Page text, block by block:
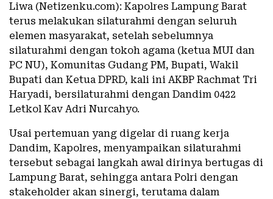
Liwa (Netizenku.com): Kapolres Lampung Barat
terus melakukan silaturahmi dengan seluruh
elemen masyarakat, setelah sebelumnya
silaturahmi dengan tokoh agama (ketua MUI dan
PC NU), Komunitas Gudang PM, Bupati, Wakil
Bupati dan Ketua DPRD, kali ini AKBP Rachmat Tri
Haryadi, bersilaturahmi dengan Dandim 0422
Letkol Kav Adri Nurcahyo.
Usai pertemuan yang digelar di ruang kerja
Dandim, Kapolres, menyampaikan silaturahmi
tersebut sebagai langkah awal dirinya bertugas di
Lampung Barat, sehingga antara Polri dengan
stakeholder akan sinergi, terutama dalam